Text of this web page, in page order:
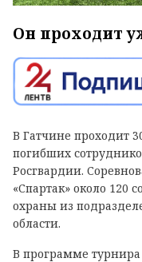
Он проходит
В Гатчине проходит
погибших
Росгвардии.
«Спартак» около 120
охраны из
области.
В программе турнира